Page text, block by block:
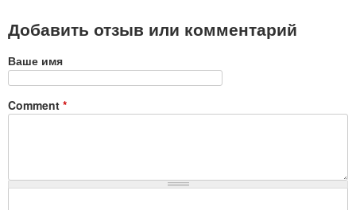
Добавить отзыв или комментарий
Ваше имя
Comment *